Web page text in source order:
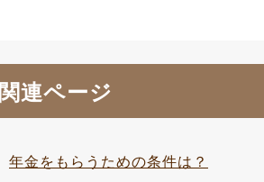
関連ページ
年金をもらうための条件は？